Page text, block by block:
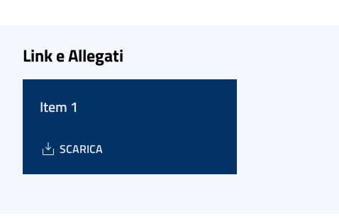
Link e Allegati
Item 1
SCARICA